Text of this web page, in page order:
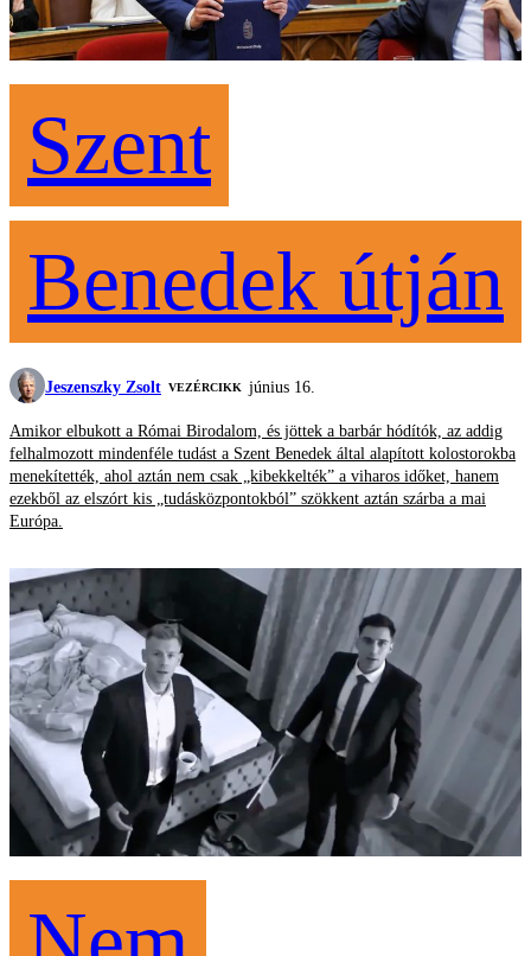
Szent
Benedek útján
Jeszenszky Zsolt VEZÉRCIKK június 16.
Amikor elbukott a Római Birodalom, és jöttek a barbár hódítók, az addig
felhalmozott mindenféle tudást a Szent Benedek által alapított kolostorokba
menekítették, ahol aztán nem csak „kibekkelték” a viharos időket, hanem
ezekből az elszórt kis „tudásközpontokból” szökkent aztán szárba a mai
Európa.